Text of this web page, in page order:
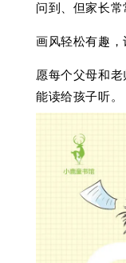
问到、但家长常
画风轻松有趣，
愿每个父母和
能读给孩子听。